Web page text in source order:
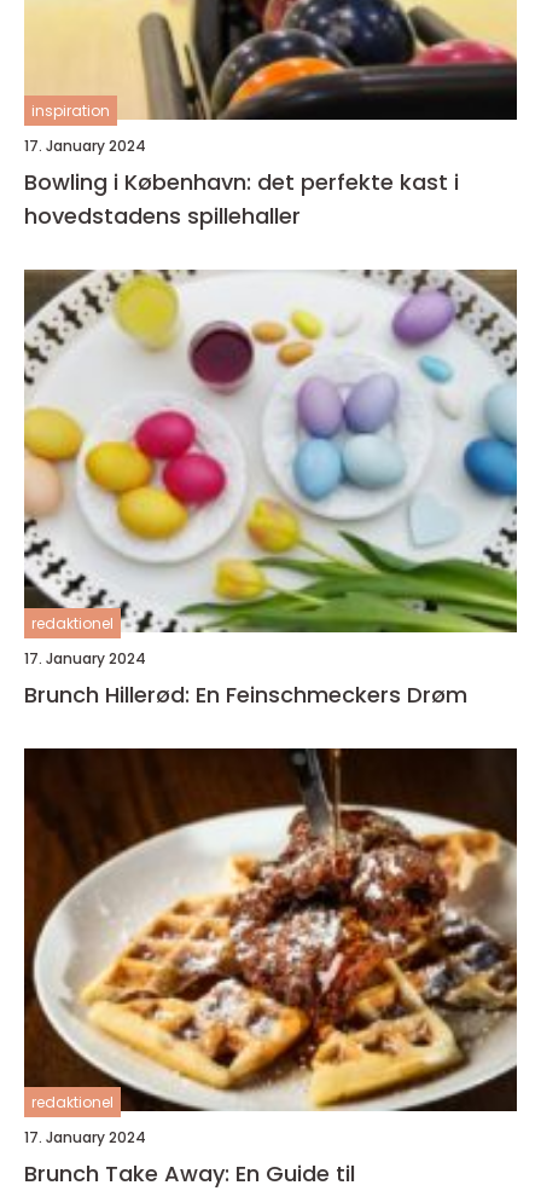
inspiration
17. January 2024
Bowling i København: det perfekte kast i
hovedstadens spillehaller
redaktionel
17. January 2024
Brunch Hillerød: En Feinschmeckers Drøm
redaktionel
17. January 2024
Brunch Take Away: En Guide til